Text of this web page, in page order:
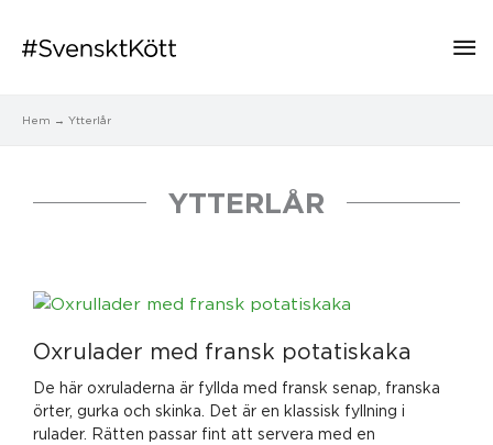
Hem Ytterlår
YTTERLÅR
Oxrulader med fransk potatiskaka
De här oxruladerna är fyllda med fransk senap, franska
örter, gurka och skinka. Det är en klassisk fyllning i
rulader. Rätten passar fint att servera med en